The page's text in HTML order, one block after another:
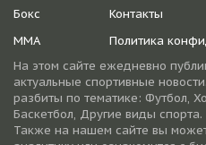
Бокс
ММА
Контакты
Политика
На этом сайте ежедневно
актуальные спортивные
разбиты по тематике: Футбол,
Баскетбол, Другие виды спорта.
Также на нашем сайте вы